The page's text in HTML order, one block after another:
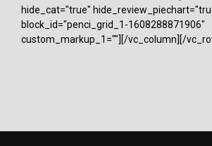
hide_cat="true"
block_id="penci_grid_1-1608288871906"
custom_markup_1=""][/vc_column][/